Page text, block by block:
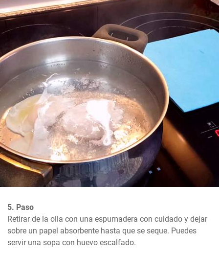
5. Paso
Retirar de la olla con una espumadera con cuidado y dejar
sobre un papel absorbente hasta que se seque. Puedes
servir una sopa con huevo escalfado.